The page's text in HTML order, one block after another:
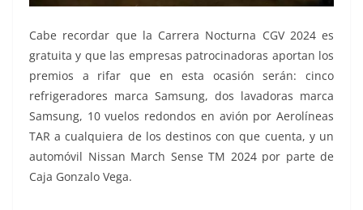
Cabe recordar que la Carrera Nocturna CGV 2024 es
gratuita y que las empresas patrocinadoras aportan los
premios a rifar que en esta ocasión serán: cinco
refrigeradores marca Samsung, dos lavadoras marca
Samsung, 10 vuelos redondos en avión por Aerolíneas
TAR a cualquiera de los destinos con que cuenta, y un
automóvil Nissan March Sense TM 2024 por parte de
Caja Gonzalo Vega.